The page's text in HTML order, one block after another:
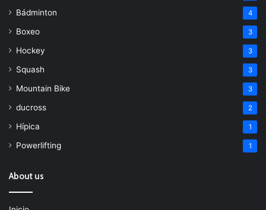
Bádminton 4
Boxeo 3
Hockey 3
Squash 3
Mountain Bike 3
ducross 2
Hípica 1
Powerlifting 1
About us